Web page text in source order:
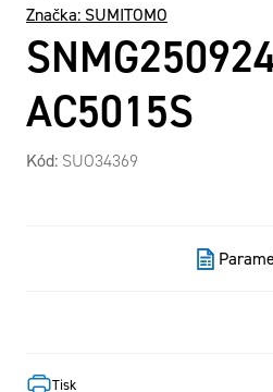
AC5015S
Značka: SUMITOMO
Kód: SUO34369
Tisk